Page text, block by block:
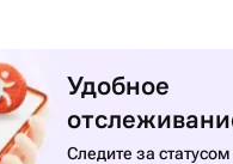
Удобное
Следите за